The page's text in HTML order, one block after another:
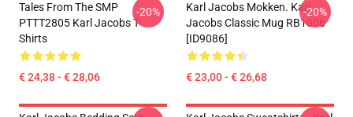
Tales From The SMP
PTTT2805 Karl Jacobs T-
Shirts
€ 24,38 - € 28,06
-20%
Karl Jacobs Mokken. Karl
Jacobs Classic Mug RB1006
[ID9086]
€ 23,00 - € 26,68
-20%